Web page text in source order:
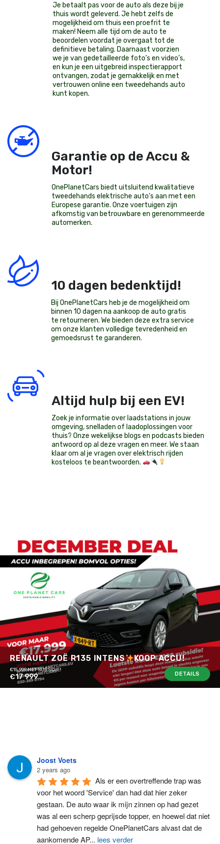
Je betaalt pas voor de auto als deze bij je
thuis wordt geleverd. Je hebt zelfs de
mogelijkheid om thuis een proefrit te
maken! Neem alle tijd om de auto te
beoordelen voordat je overgaat tot de
definitieve betaling. Daarnaast voorzien
we je van gedetailleerde foto’s en video’s,
en kun je een uitgebreid inspectierapport
ontvangen, zodat je gemakkelijk en met
vertrouwen online een tweedehands auto
kunt kopen.
Garantie op de Accu &
Motor!
OnePlanetCars biedt uitsluitend kwalitatieve
tweedehands elektrische auto’s aan met een
Europese garantie. Onze voertuigen zijn
afkomstig van betrouwbare en gerenommeerde
automerken.
10 dagen bedenktijd!
Bij OnePlanetCars heb je de mogelijkheid om
binnen 10 dagen na aankoop de auto gratis
te retourneren. We bieden deze extra service
om onze klanten volledige tevredenheid en
gemoedsrust te garanderen.
Altijd hulp bij een EV!
Zoek je informatie over laadstations in jouw
omgeving, snelladen of laadoplossingen voor
thuis? Onze wekelijkse blogs en podcasts bieden
antwoord op al deze vragen en meer. We staan
klaar om al je vragen over elektrisch rijden
kosteloos te beantwoorden.
RENAULT ZOË R135 INTENS KOOP ACCU!
€15.999 MET SUBSIDIE!
€17 999 DETAILS
Joost Voets
2 years ago
Als er een overtreffende trap was
voor het woord 'Service' dan had dat hier zeker
gestaan. De auto waar ik mijn zinnen op had gezet
was al een scherp geprijsde topper, en hoewel dat niet
had gehoeven regelde OnePlanetCars alvast dat de
aankomende AP... lees verder